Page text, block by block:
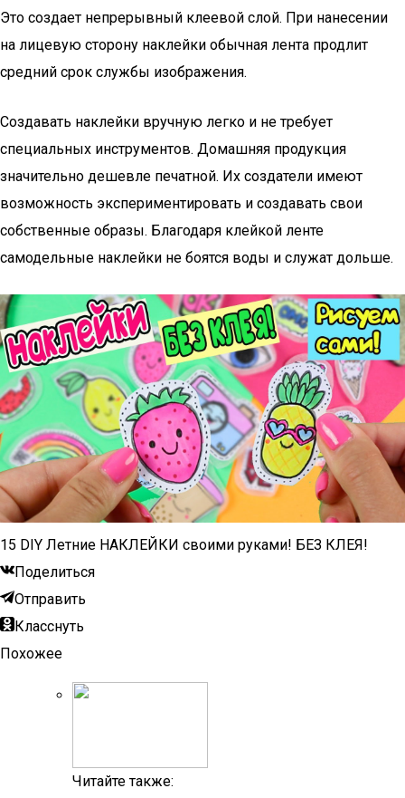
Это создает непрерывный клеевой слой. При нанесении
на лицевую сторону наклейки обычная лента продлит
средний срок службы изображения.
Создавать наклейки вручную легко и не требует
специальных инструментов. Домашняя продукция
значительно дешевле печатной. Их создатели имеют
возможность экспериментировать и создавать свои
собственные образы. Благодаря клейкой ленте
самодельные наклейки не боятся воды и служат дольше.
15 DIY Летние НАКЛЕЙКИ своими руками! БЕЗ КЛЕЯ!
Поделиться
Отправить
Класснуть
Похожее
Читайте также: